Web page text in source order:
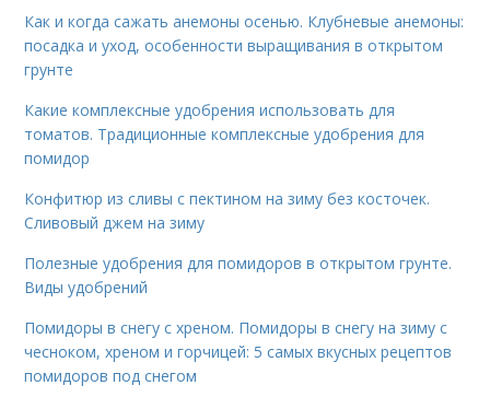
Как и когда сажать анемоны осенью. Клубневые анемоны:
посадка и уход, особенности выращивания в открытом
грунте
Какие комплексные удобрения использовать для
томатов. Традиционные комплексные удобрения для
помидор
Конфитюр из сливы с пектином на зиму без косточек.
Сливовый джем на зиму
Полезные удобрения для помидоров в открытом грунте.
Виды удобрений
Помидоры в снегу с хреном. Помидоры в снегу на зиму с
чесноком, хреном и горчицей: 5 самых вкусных рецептов
помидоров под снегом